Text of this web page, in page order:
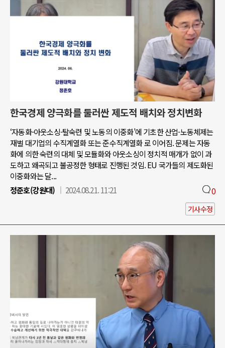
한국경제 양극화를 둘러싼 제도적 배치와 정치변화
‘자동화-아웃소싱-탈숙련 및 노동의 이중화’에 기초한 산업-노동체제는
재벌 대기업의 수직계열화 또는 준수직계열화 로 이어짐. 문제는 자동
화에 의한 숙련의 대체 및 모듈화와 아웃소싱이 정치적 매개가 없이 과
도하고 왜곡되고 불공정한 형태로 진행된 것임. EU 국가들의 제도화된
이중화와는 달...
정준호(강원대)
2024.08.21. 11:21 0
기사수정